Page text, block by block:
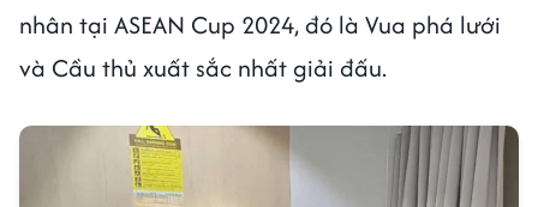
nhân tại ASEAN Cup 2024, đó là Vua phá lưới
và Cầu thủ xuất sắc nhất giải đấu.